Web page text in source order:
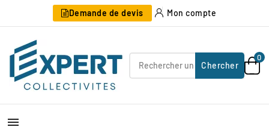
Demande de devis Mon compte
Chercher
0
